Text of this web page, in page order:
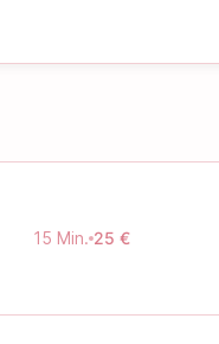
15 Min. 25 €